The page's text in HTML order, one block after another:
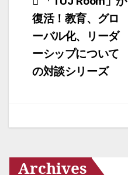
稿
ナ
ビ
シ
復活！教育、グロ
ーバル化、リーダ
ーシップについて
の対談シリーズ
Archives